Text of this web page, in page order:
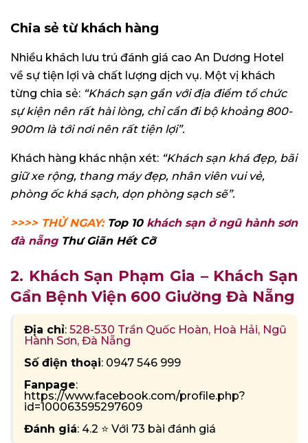
Chia sẻ từ khách hàng
Nhiều khách lưu trú đánh giá cao An Dương Hotel
về sự tiện lợi và chất lượng dịch vụ. Một vị khách
từng chia sẻ: “Khách sạn gần với địa điểm tổ chức
sự kiện nên rất hài lòng, chỉ cần đi bộ khoảng 800-
900m là tới nơi nên rất tiện lợi”.
Khách hàng khác nhận xét: “Khách sạn khá đẹp, bãi
giữ xe rộng, thang máy đẹp, nhân viên vui vẻ,
phòng ốc khá sạch, dọn phòng sạch sẽ”.
>>>> THỬ NGAY: Top 10 khách sạn ở ngũ hành sơn
đà nẵng Thư Giãn Hết Cỡ
2. Khách Sạn Phạm Gia – Khách Sạn
Gần Bệnh Viện 600 Giường Đà Nẵng
Địa chỉ: 528-530 Trần Quốc Hoàn, Hoà Hải, Ngũ
Hành Sơn, Đà Nẵng
Số điện thoại: 0947 546 999
Fanpage:
https://www.facebook.com/profile.php?
id=100063595297609
Đánh giá: 4.2 ⭐ Với 73 bài đánh giá